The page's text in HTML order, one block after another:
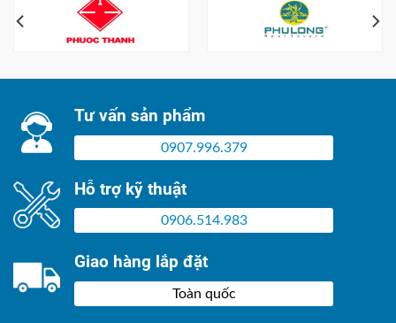
Tư vấn sản phẩm
0907.996.379
Hỗ trợ kỹ thuật
0906.514.983
Giao hàng lắp đặt
Toàn quốc